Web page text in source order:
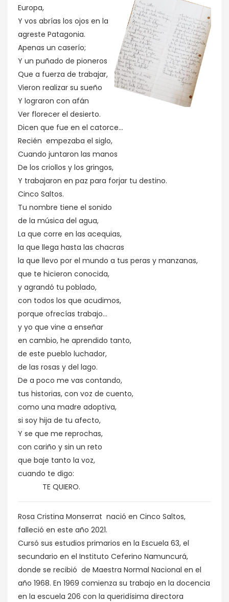
Europa,
Y vos abrías los ojos en la
agreste Patagonia.
Apenas un caserío;
Y un puñado de pioneros
Que a fuerza de trabajar,
Vieron realizar su sueño
Y lograron con afán
Ver florecer el desierto.
Dicen que fue en el catorce...
Recién empezaba el siglo,
Cuando juntaron las manos
De los criollos y los gringos,
Y trabajaron en paz para forjar tu destino.
Cinco Saltos.
Tu nombre tiene el sonido
de la música del agua,
La que corre en las acequias,
la que llega hasta las chacras
la que llevo por el mundo a tus peras y manzanas,
que te hicieron conocida,
y agrandó tu poblado,
con todos los que acudimos,
porque ofrecías trabajo...
y yo que vine a enseñar
en cambio, he aprendido tanto,
de este pueblo luchador,
de las rosas y del lago.
De a poco me vas contando,
tus historias, con voz de cuento,
como una madre adoptiva,
si soy hija de tu afecto,
Y se que me reprochas,
con cariño y sin un reto
que baje tanto la voz,
cuando te digo:
TE QUIERO.
Rosa Cristina Monserrat nació en Cinco Saltos,
falleció en este año 2021.
Cursó sus estudios primarios en la Escuela 63, el
secundario en el Instituto Ceferino Namuncurá,
donde se recibió de Maestra Normal Nacional en el
año 1968. En 1969 comienza su trabajo en la docencia
en la escuela 206 con la queridísima directora